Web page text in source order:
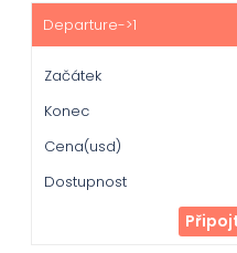
Začátek
Dostupnost